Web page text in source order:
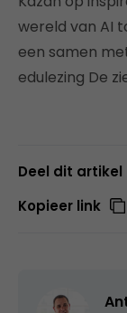
wereld van AI
een samen
edulezing De
Deel dit artikel
Kopieer link